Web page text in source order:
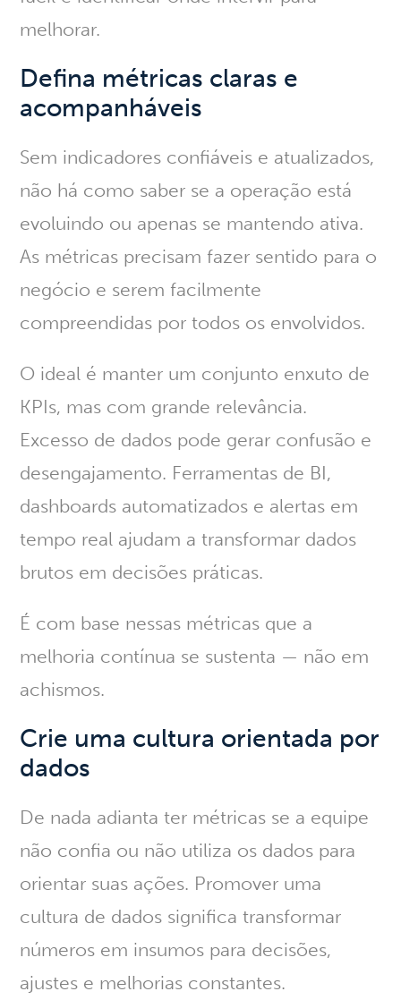
melhorar.
Defina métricas claras e
acompanháveis
Sem indicadores confiáveis e atualizados,
não há como saber se a operação está
evoluindo ou apenas se mantendo ativa.
As métricas precisam fazer sentido para o
negócio e serem facilmente
compreendidas por todos os envolvidos.
O ideal é manter um conjunto enxuto de
KPIs, mas com grande relevância.
Excesso de dados pode gerar confusão e
desengajamento. Ferramentas de BI,
dashboards automatizados e alertas em
tempo real ajudam a transformar dados
brutos em decisões práticas.
É com base nessas métricas que a
melhoria contínua se sustenta — não em
achismos.
Crie uma cultura orientada por
dados
De nada adianta ter métricas se a equipe
não confia ou não utiliza os dados para
orientar suas ações. Promover uma
cultura de dados significa transformar
números em insumos para decisões,
ajustes e melhorias constantes.